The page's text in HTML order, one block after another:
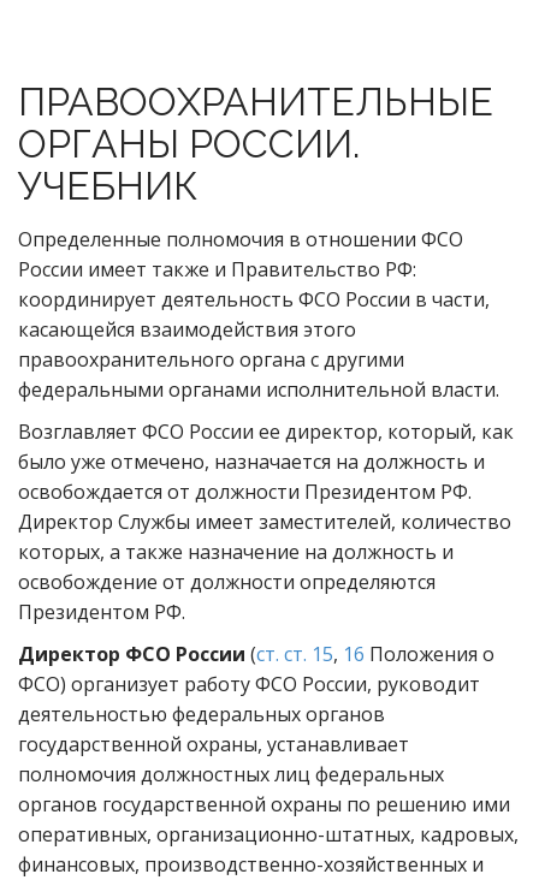
ПРАВООХРАНИТЕЛЬНЫЕ
ОРГАНЫ РОССИИ.
УЧЕБНИК
Определенные полномочия в отношении ФСО
России имеет также и Правительство РФ:
координирует деятельность ФСО России в части,
касающейся взаимодействия этого
правоохранительного органа с другими
федеральными органами исполнительной власти.
Возглавляет ФСО России ее директор, который, как
было уже отмечено, назначается на должность и
освобождается от должности Президентом РФ.
Директор Службы имеет заместителей, количество
которых, а также назначение на должность и
освобождение от должности определяются
Президентом РФ.
Директор ФСО России (ст. ст. 15, 16 Положения о
ФСО) организует работу ФСО России, руководит
деятельностью федеральных органов
государственной охраны, устанавливает
полномочия должностных лиц федеральных
органов государственной охраны по решению ими
оперативных, организационно-штатных, кадровых,
финансовых, производственно-хозяйственных и